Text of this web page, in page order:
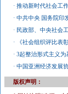
·推动新时代社会工
·中共中央 国务院印
· 民政部、中央社会
·
《社会组织评比表
·3起整治形式主义为
·中国亚洲经济发展
版权声明：